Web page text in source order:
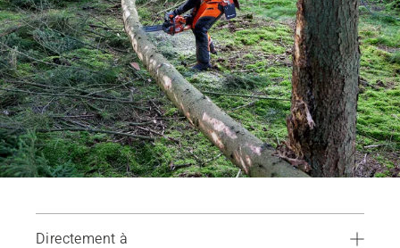
Directement à